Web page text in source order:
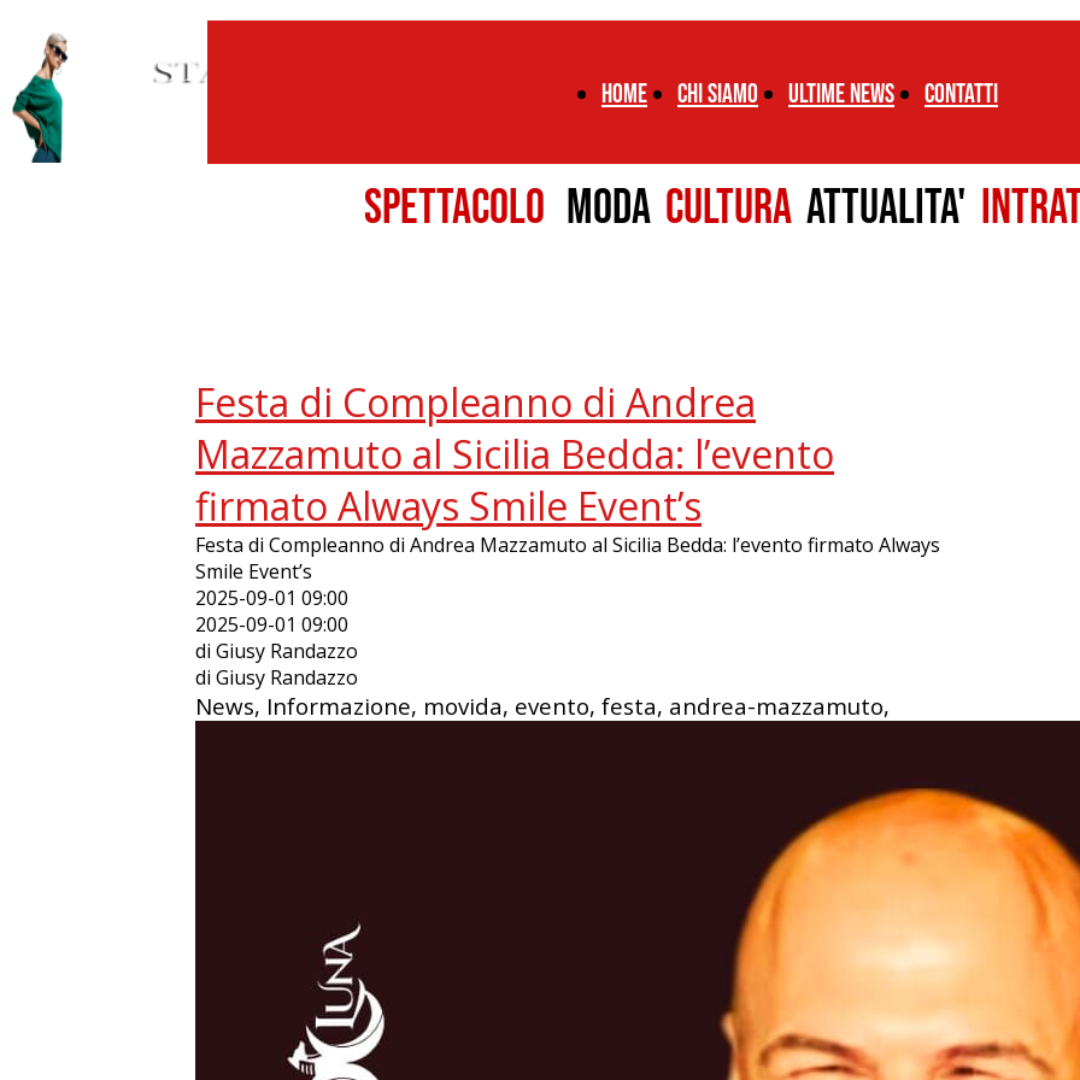
Home chi siamo ultime news CONTATTI
SPETTACOLO MODA CULTURA ATTUALITA'
Festa di Compleanno di Andrea
Mazzamuto al Sicilia Bedda: l’evento
firmato Always Smile Event’s
Festa di Compleanno di Andrea Mazzamuto al Sicilia Bedda: l’evento firmato Always
Smile Event’s
2025-09-01 09:00
2025-09-01 09:00
di Giusy Randazzo
di Giusy Randazzo
News, Informazione, movida, evento, festa, andrea-mazzamuto,